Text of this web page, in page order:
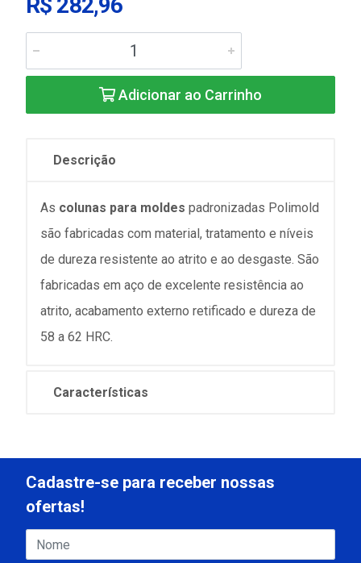
Adicionar ao Carrinho
Descrição
As colunas para moldes padronizadas Polimold
são fabricadas com material, tratamento e níveis
de dureza resistente ao atrito e ao desgaste. São
fabricadas em aço de excelente resistência ao
atrito, acabamento externo retificado e dureza de
58 a 62 HRC.
Características
Cadastre-se para receber nossas
ofertas!